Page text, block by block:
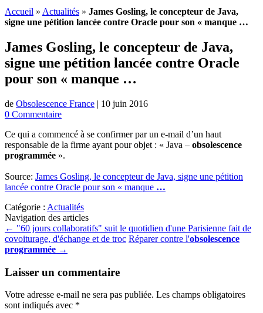
Accueil » Actualités » James Gosling, le concepteur de Java,
signe une pétition lancée contre Oracle pour son « manque …
James Gosling, le concepteur de Java,
signe une pétition lancée contre Oracle
pour son « manque …
de Obsolescence France | 10 juin 2016
0 Commentaire
Ce qui a commencé à se confirmer par un e-mail d’un haut
responsable de la firme ayant pour objet : « Java – obsolescence
programmée ».
Source: James Gosling, le concepteur de Java, signe une pétition
lancée contre Oracle pour son « manque …
Catégorie : Actualités
Navigation des articles
← "60 jours collaboratifs" suit le quotidien d'une Parisienne fait de
covoiturage, d'échange et de troc Réparer contre l'obsolescence
programmée →
Laisser un commentaire
Votre adresse e-mail ne sera pas publiée. Les champs obligatoires
sont indiqués avec *